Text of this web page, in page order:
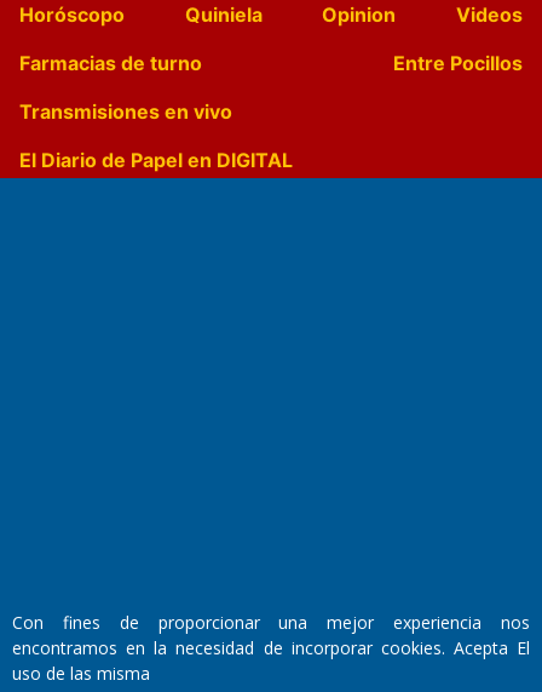
Horóscopo
Quiniela Opinion
Videos
Farmacias de turno
Entre Pocillos
Transmisiones en vivo
El Diario de Papel en DIGITAL
Director Periodístico:
Walter René Goñi
Con fines de proporcionar una mejor experiencia nos
encontramos en la necesidad de incorporar cookies. Acepta El
uso de las misma